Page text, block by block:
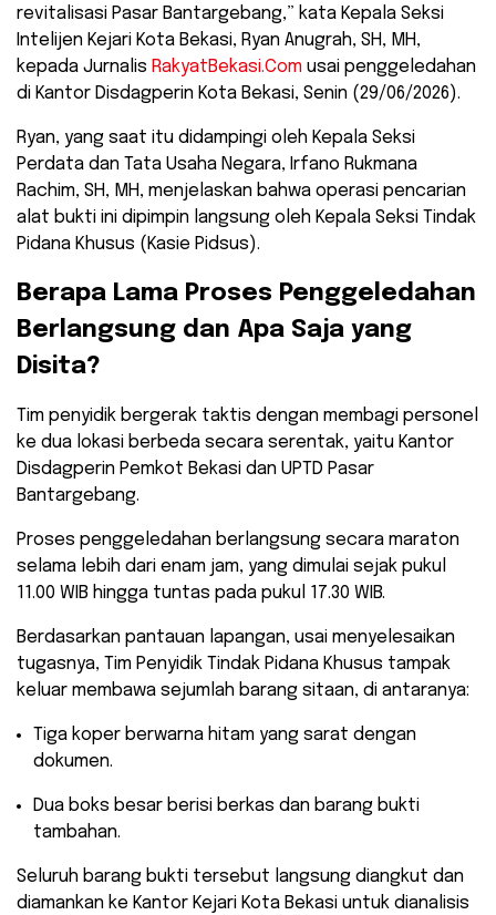
revitalisasi Pasar Bantargebang,” kata Kepala Seksi
Intelijen Kejari Kota Bekasi, Ryan Anugrah, SH, MH,
kepada Jurnalis RakyatBekasi.Com usai penggeledahan
di Kantor Disdagperin Kota Bekasi, Senin (29/06/2026).
​Ryan, yang saat itu didampingi oleh Kepala Seksi
Perdata dan Tata Usaha Negara, Irfano Rukmana
Rachim, SH, MH, menjelaskan bahwa operasi pencarian
alat bukti ini dipimpin langsung oleh Kepala Seksi Tindak
Pidana Khusus (Kasie Pidsus).
​Berapa Lama Proses Penggeledahan
Berlangsung dan Apa Saja yang
Disita?
​Tim penyidik bergerak taktis dengan membagi personel
ke dua lokasi berbeda secara serentak, yaitu Kantor
Disdagperin Pemkot Bekasi dan UPTD Pasar
Bantargebang.
Proses penggeledahan berlangsung secara maraton
selama lebih dari enam jam, yang dimulai sejak pukul
11.00 WIB hingga tuntas pada pukul 17.30 WIB.
​Berdasarkan pantauan lapangan, usai menyelesaikan
tugasnya, Tim Penyidik Tindak Pidana Khusus tampak
keluar membawa sejumlah barang sitaan, di antaranya:
​Tiga koper berwarna hitam yang sarat dengan
dokumen.
​Dua boks besar berisi berkas dan barang bukti
tambahan.
​Seluruh barang bukti tersebut langsung diangkut dan
diamankan ke Kantor Kejari Kota Bekasi untuk dianalisis